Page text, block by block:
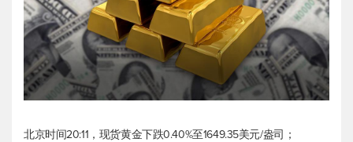
北京时间20:11， 现货黄金下跌0.40%至1649.35美元/盎司；